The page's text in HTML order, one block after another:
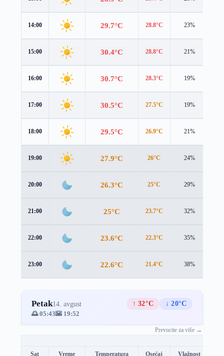
14:00 29.7°C 28.8°C 23%
15:00 30.4°C 28.8°C 21%
16:00 30.7°C 28.3°C 19%
17:00 30.5°C 27.5°C 19%
18:00 29.5°C 26.9°C 21%
19:00 27.9°C 26°C 24%
20:00 26.3°C 25°C 29%
21:00 25°C 23.7°C 32%
22:00 23.6°C 22.3°C 35%
23:00 22.6°C 21.4°C 38%
Petak14. avgust ↑ 32°C
↓ 20°C
🌅 05:43🌇 19:52
Prevucite za više →
Sat Vreme Temperatura Osećaj Vlažnost